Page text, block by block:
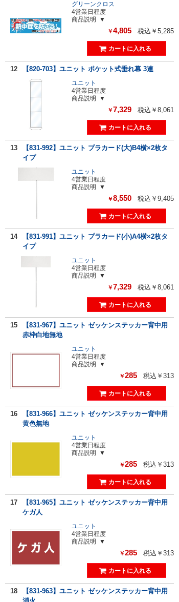
グリーンクロス
4営業日程度
商品説明
￥4,805 税込￥5,285
12 【820-703】ユニット ポケット式垂れ幕 3連
ユニット
4営業日程度
商品説明
￥7,329 税込￥8,061
13
【831-992】ユニット プラカード(大)B4横×2枚タ
イプ
ユニット
4営業日程度
商品説明
￥8,550 税込￥9,405
14
【831-991】ユニット プラカード(小)A4横×2枚タ
イプ
ユニット
4営業日程度
商品説明
￥7,329 税込￥8,061
15
【831-967】ユニット ゼッケンステッカー背中用
赤枠白地無地
ユニット
4営業日程度
商品説明
￥285 税込￥313
16
【831-966】ユニット ゼッケンステッカー背中用
黄色無地
ユニット
4営業日程度
商品説明
￥285 税込￥313
17
【831-965】ユニット ゼッケンステッカー背中用
ケガ人
ユニット
4営業日程度
商品説明
￥285 税込￥313
18
【831-963】ユニット ゼッケンステッカー背中用